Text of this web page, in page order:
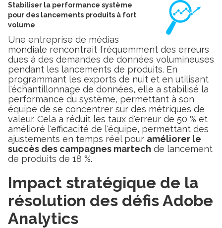
Stabiliser la performance système
pour des lancements produits à fort
volume
Une entreprise de médias
mondiale rencontrait fréquemment des erreurs
dues à des demandes de données volumineuses
pendant les lancements de produits. En
programmant les exports de nuit et en utilisant
l'échantillonnage de données, elle a stabilisé la
performance du système, permettant à son
équipe de se concentrer sur des métriques de
valeur. Cela a réduit les taux d'erreur de 50 % et
amélioré l'efficacité de l'équipe, permettant des
ajustements en temps réel pour améliorer le
succès des campagnes martech de lancement
de produits de 18 %.
Impact stratégique de la
résolution des défis Adobe
Analytics